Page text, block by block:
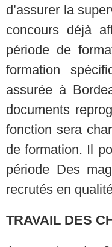
d’assurer la
concours déjà
période de
formation
assurée à
documents
fonction sera
de formation. Il
période Des
recrutés en
TRAVAIL DES